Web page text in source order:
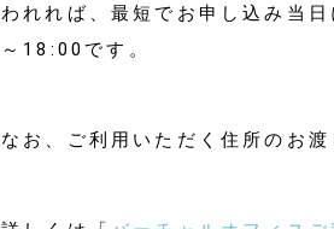
われれば、最短でお申し込み当
～18:00です。
なお、ご利用いただく住所のお